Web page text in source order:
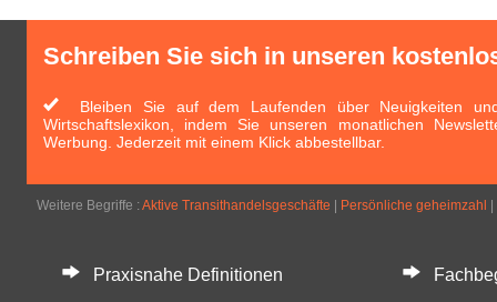
Schreiben Sie sich in unseren
Bleiben Sie auf dem Laufenden über Neuigkeiten
Wirtschaftslexikon, indem Sie unseren monatlichen
Werbung. Jederzeit mit einem Klick abbestellbar.
Weitere Begriffe : Aktive Transithandelsgeschäfte Persönliche geheimzahl
Praxisnahe Definitionen